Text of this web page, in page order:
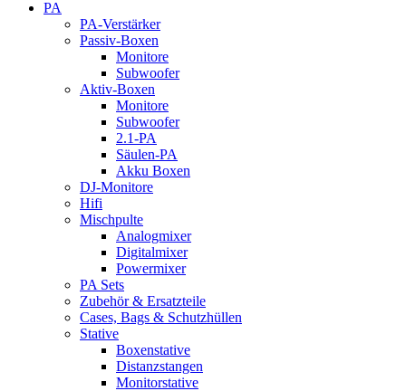
PA
PA-Verstärker
Passiv-Boxen
Monitore
Subwoofer
Aktiv-Boxen
Monitore
Subwoofer
2.1-PA
Säulen-PA
Akku Boxen
DJ-Monitore
Hifi
Mischpulte
Analogmixer
Digitalmixer
Powermixer
PA Sets
Zubehör & Ersatzteile
Cases, Bags & Schutzhüllen
Stative
Boxenstative
Distanzstangen
Monitorstative